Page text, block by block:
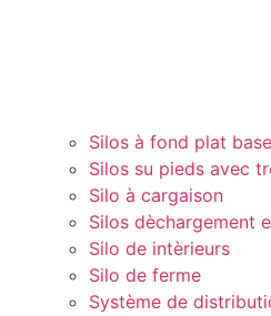
Silos à fond plat
Silos su pieds avec
Silo à cargaison
Silos dèchargement
Silo de intèrieurs
Silo de ferme
Système de